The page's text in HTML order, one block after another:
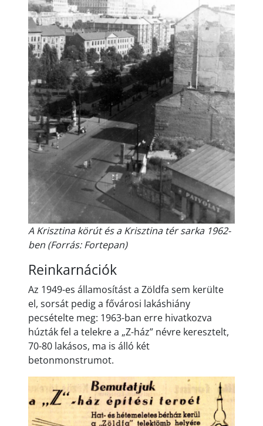
A Krisztina körút és a Krisztina tér sarka 1962-
ben (Forrás: Fortepan)
Reinkarnációk
Az 1949-es államosítást a Zöldfa sem kerülte
el, sorsát pedig a fővárosi lakáshiány
pecsételte meg: 1963-ban erre hivatkozva
húzták fel a telekre a „Z-ház” névre keresztelt,
70-80 lakásos, ma is álló két
betonmonstrumot.